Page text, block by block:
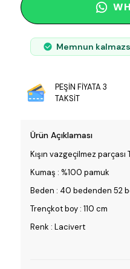
Memnun
PEŞİN FİYATA 3
TAKSİT
Ürün Açıklaması
Kışın vazgeçilmez
Kumaş : %100 pamuk
Beden : 40 bedenden 52
Trençkot boy : 110 cm
Renk : Lacivert